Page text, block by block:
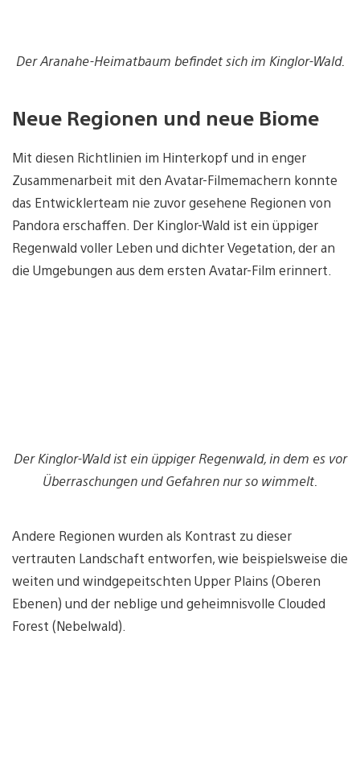
Der Aranahe-Heimatbaum befindet sich im Kinglor-Wald.
Neue Regionen und neue Biome
Mit diesen Richtlinien im Hinterkopf und in enger
Zusammenarbeit mit den Avatar-Filmemachern konnte
das Entwicklerteam nie zuvor gesehene Regionen von
Pandora erschaffen. Der Kinglor-Wald ist ein üppiger
Regenwald voller Leben und dichter Vegetation, der an
die Umgebungen aus dem ersten Avatar-Film erinnert.
Der Kinglor-Wald ist ein üppiger Regenwald, in dem es vor
Überraschungen und Gefahren nur so wimmelt.
Andere Regionen wurden als Kontrast zu dieser
vertrauten Landschaft entworfen, wie beispielsweise die
weiten und windgepeitschten Upper Plains (Oberen
Ebenen) und der neblige und geheimnisvolle Clouded
Forest (Nebelwald).